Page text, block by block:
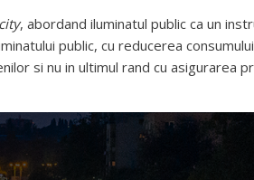
, abordand iluminatul public ca un
public, cu reducerea
si nu in ultimul rand cu asigurarea